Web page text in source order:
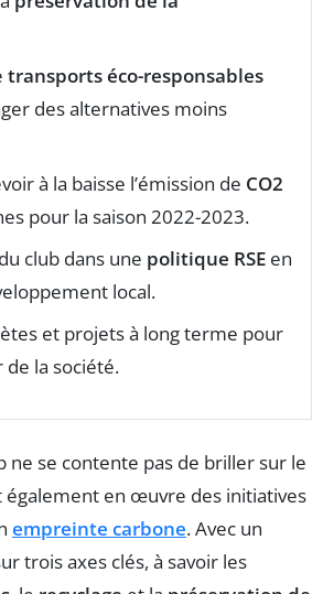
transports éco-responsables
des alternatives moins
à la baisse l’émission de CO2
pour la saison 2022-2023.
club dans une politique RSE en
local.
et projets à long terme pour
de la société.
ne se contente pas de briller sur le
en œuvre des initiatives
empreinte carbone. Avec un
trois axes clés, à savoir les